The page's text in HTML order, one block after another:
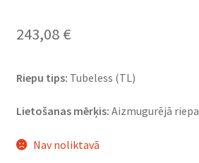
243,08 €
Riepu tips: Tubeless (TL)
Lietošanas mērķis: Aizmugurējā riepa
Nav noliktavā